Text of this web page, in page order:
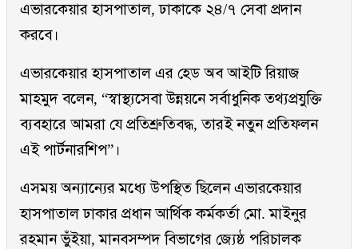
এভারকেয়ার হাসপাতাল, ঢাকাকে ২৪/৭ সেবা প্রদান
করবে।
এভারকেয়ার হাসপাতাল এর হেড অব আইটি রিয়াজ
মাহমুদ বলেন, “স্বাস্থ্যসেবা উন্নয়নে সর্বাধুনিক তথ্যপ্রযুক্তি
ব্যবহারে আমরা যে প্রতিশ্রুতিবদ্ধ, তারই নতুন প্রতিফলন
এই পার্টনারশিপ”।
এসময় অন্যান্যের মধ্যে উপস্থিত ছিলেন এভারকেয়ার
হাসপাতাল ঢাকার প্রধান আর্থিক কর্মকর্তা মো. মাইনুর
রহমান ভুঁইয়া, মানবসম্পদ বিভাগের জ্যেষ্ঠ পরিচালক